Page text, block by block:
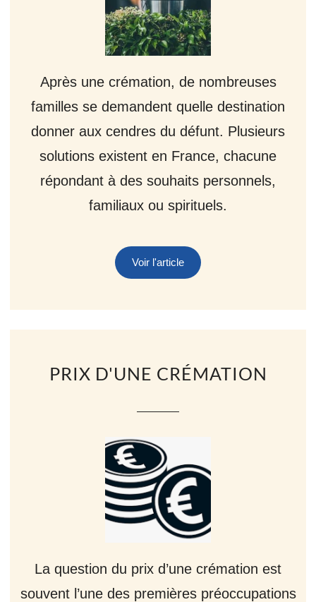
Après une crémation, de nombreuses
familles se demandent quelle destination
donner aux cendres du défunt. Plusieurs
solutions existent en France, chacune
répondant à des souhaits personnels,
familiaux ou spirituels.
Voir l'article
PRIX D'UNE CRÉMATION
La question du prix d’une crémation est
souvent l’une des premières préoccupations